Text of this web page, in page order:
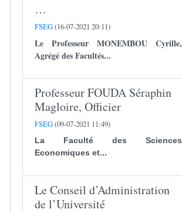
…
FSEG(16-07-2021 20:11)
Le Professeur MONEMBOU Cyrille,
Agrégé des Facultés...
Professeur FOUDA Séraphin
Magloire, Officier
FSEG(09-07-2021 11:49)
La Faculté des Sciences
Economiques et...
Le Conseil d’Administration
de l’Université